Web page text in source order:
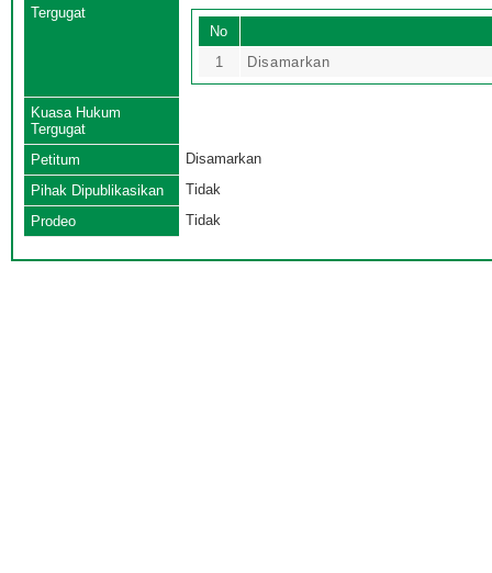
Tergugat
No
1
Disamarkan
Kuasa Hukum
Tergugat
Petitum
Disamarkan
Pihak Dipublikasikan
Tidak
Prodeo
Tidak